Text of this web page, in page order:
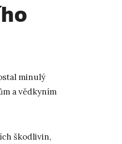
minulý
a vědkyním
škodlivin,